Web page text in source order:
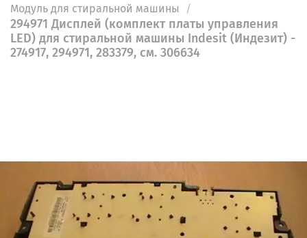
Модуль для стиральной машины
294971 Дисплей (комплект платы управления
LED) для стиральной машины Indesit (Индезит) -
274917, 294971, 283379, см. 306634